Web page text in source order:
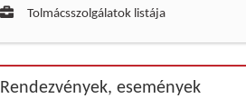
Tolmácsszolgálatok listája
Rendezvények, események